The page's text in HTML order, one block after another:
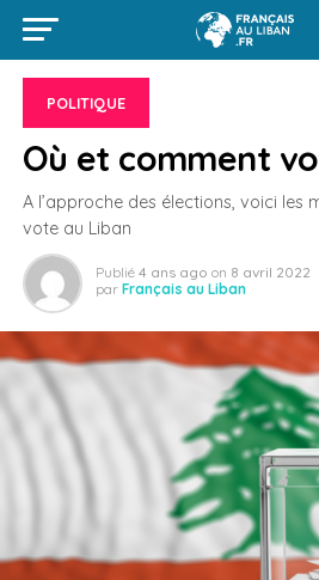
POLITIQUE
Où et comment
A l’approche des élections, voici les
vote au Liban
Publié 4 ans ago on 8 avril 2022
par Français au Liban